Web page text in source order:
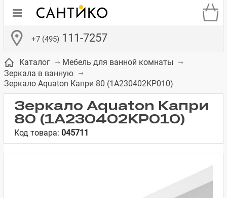
+7 (495) 111-7257
Бачки для
унитазов
Сиденья для
унитазов
Смесители для
встраиваемых
Зеркало-шкаф
Полки в ванную
Комоды в
Каталог
Мебель для ванной комнаты
Зеркала в ванную
Зеркало Aquaton Капри 80 (1A230402KP010)
Зеркало Aquaton Капри
80 (1A230402KP010)
Код товара: 045711